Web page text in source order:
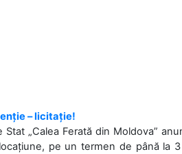
– licitație!
Stat „Calea Ferată din Moldova”
pe un termen de până la